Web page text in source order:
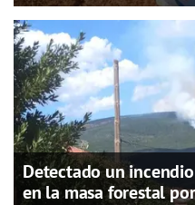
Detectado un
en la masa forestal